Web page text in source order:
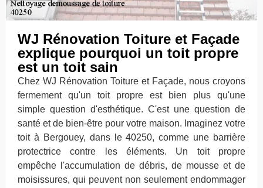
WJ Rénovation Toiture et Façade
explique pourquoi un toit propre
est un toit sain
Chez WJ Rénovation Toiture et Façade, nous croyons
fermement qu'un toit propre est bien plus qu'une
simple question d'esthétique. C'est une question de
santé et de bien-être pour votre maison. Imaginez votre
toit à Bergouey, dans le 40250, comme une barrière
protectrice contre les éléments. Un toit propre
empêche l'accumulation de débris, de mousse et de
moisissures, qui peuvent non seulement endommager